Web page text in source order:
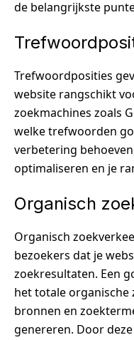
de belangrijkste
Trefwoordposities
website rangschikt
zoekmachines zoals
welke trefwoorden
verbetering
optimaliseren en je
Organisch
Organisch
bezoekers dat je
zoekresultaten. Een
het totale organische
bronnen en
genereren. Door